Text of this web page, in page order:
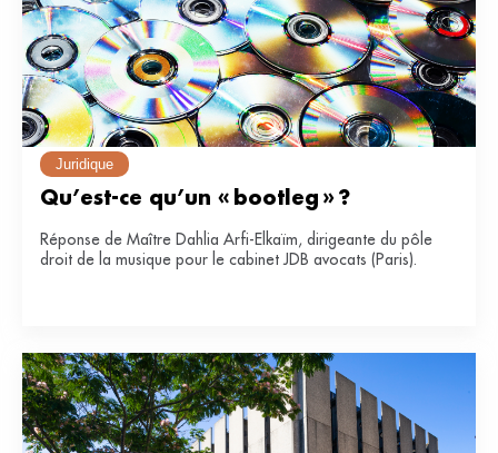
Juridique
Qu’est-ce qu’un « bootleg » ?
Réponse de Maître Dahlia Arfi-Elkaïm, dirigeante du pôle
droit de la musique pour le cabinet JDB avocats (Paris).